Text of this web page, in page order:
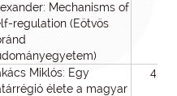
Mechanisms of
regulation (Eötvös
Miklós: Egy
élete a magyar
45